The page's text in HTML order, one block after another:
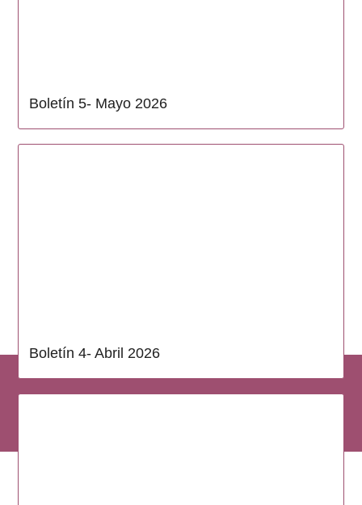
Boletín 5- Mayo 2026
Boletín 4- Abril 2026